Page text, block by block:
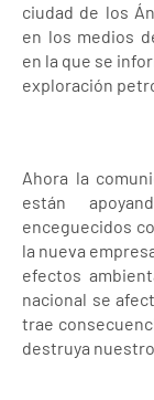
ciudad de los
en los medios
en la que se
exploración
Ahora la
están
enceguecidos
la nueva
efectos
nacional se
trae
destruya